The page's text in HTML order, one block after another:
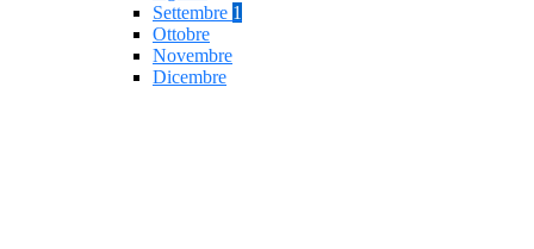
Settembre 1
Ottobre
Novembre
Dicembre